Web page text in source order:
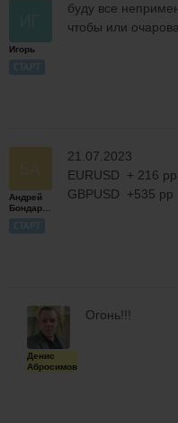
Игорь
СТАРТ
буду все
чтобы или
Андрей
Бондаренко
СТАРТ
21.07.2023
EURUSD + 216
GBPUSD +535
Денис
Абросимов
Огонь!!!